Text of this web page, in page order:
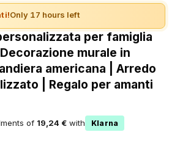
Only 17 hours left
per famiglia
murale in
americana | Arredo
| Regalo per amanti
of 19,24 € with
Klarna